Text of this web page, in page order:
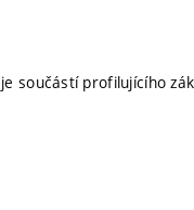
součástí profilujícího